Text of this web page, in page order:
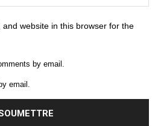
website in this browser for the
by email.
email.